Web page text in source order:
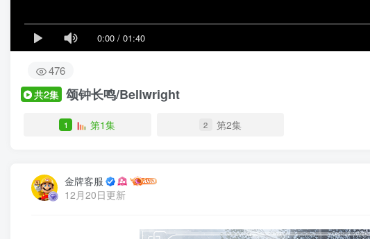
0:00 / 01:40
476
共2集 颂钟长鸣/Bellwright
1 第1集 2 第2集
金牌客服
12月20日更新